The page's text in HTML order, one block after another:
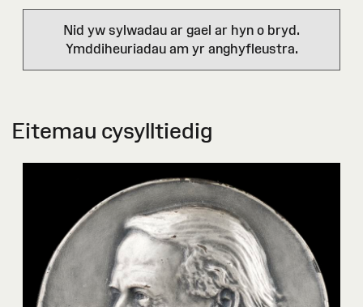
Nid yw sylwadau ar gael ar hyn o bryd.
Ymddiheuriadau am yr anghyfleustra.
Eitemau cysylltiedig